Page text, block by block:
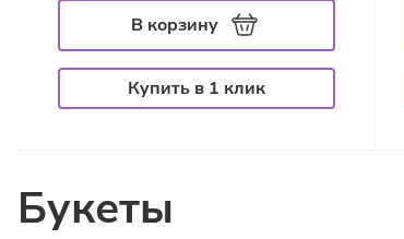
В корзину
Купить в 1 клик
Букеты